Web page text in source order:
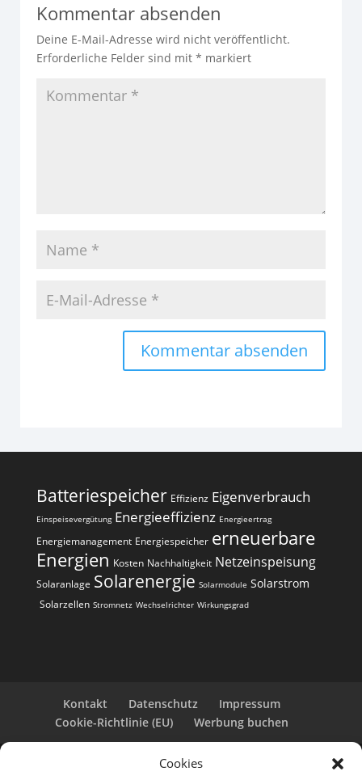
Cookies
Kommentar absenden
Deine E-Mail-Adresse wird nicht veröffentlicht.
Erforderliche Felder sind mit * markiert
Batteriespeicher Effizienz Eigenverbrauch
Einspeisevergütung Energieeffizienz Energieertrag
Energiemanagement Energiespeicher erneuerbare
Energien Kosten Nachhaltigkeit Netzeinspeisung
Solaranlage Solarenergie Solarmodule Solarstrom
Solarzellen Stromnetz Wechselrichter Wirkungsgrad
Kontakt Datenschutz
Impressum
Cookie-Richtlinie (EU)
Werbung buchen
Copyright 2025-2026 | Web24 Consulting AVO UG |